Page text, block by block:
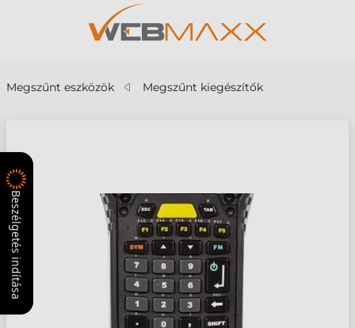
Megszűnt eszközök Megszűnt kiegészítők
Beszélgetés indítása